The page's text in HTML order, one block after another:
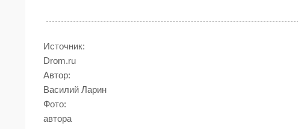
Источник:
Drom.ru
Автор:
Василий Ларин
Фото:
автора